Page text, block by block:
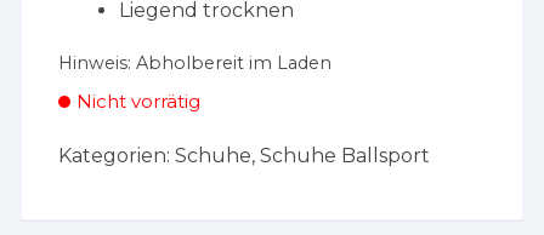
Liegend trocknen
Hinweis:Abholbereit im Laden
Nicht vorrätig
Kategorien:Schuhe,Schuhe Ballsport